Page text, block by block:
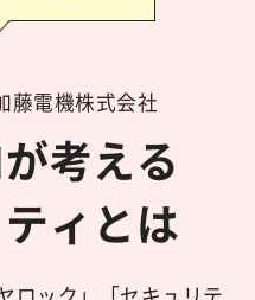
藤電機株式会社
考える
ィとは